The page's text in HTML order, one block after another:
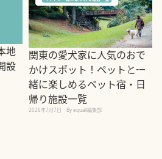
地
設
関東の愛犬家に人気のおで
かけスポット！ペットと一
緒に楽しめるペット宿・日
帰り施設一覧
2026年7月7日 By equall編集部